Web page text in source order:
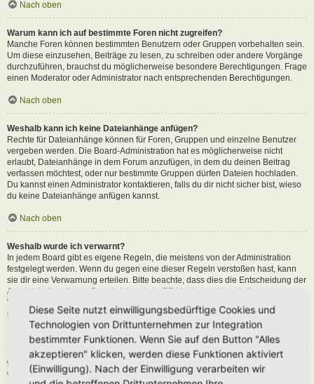
Nach oben
Warum kann ich auf bestimmte Foren nicht zugreifen?
Manche Foren können bestimmten Benutzern oder Gruppen vorbehalten sein.
Um diese einzusehen, Beiträge zu lesen, zu schreiben oder andere Vorgänge
durchzuführen, brauchst du möglicherweise besondere Berechtigungen. Frage
einen Moderator oder Administrator nach entsprechenden Berechtigungen.
Nach oben
Weshalb kann ich keine Dateianhänge anfügen?
Rechte für Dateianhänge können für Foren, Gruppen und einzelne Benutzer
vergeben werden. Die Board-Administration hat es möglicherweise nicht
erlaubt, Dateianhänge in dem Forum anzufügen, in dem du deinen Beitrag
verfassen möchtest, oder nur bestimmte Gruppen dürfen Dateien hochladen.
Du kannst einen Administrator kontaktieren, falls du dir nicht sicher bist, wieso
du keine Dateianhänge anfügen kannst.
Nach oben
Weshalb wurde ich verwarnt?
In jedem Board gibt es eigene Regeln, die meistens von der Administration
festgelegt werden. Wenn du gegen eine dieser Regeln verstoßen hast, kann
sie dir eine Verwarnung erteilen. Bitte beachte, dass dies die Entscheidung der
Administration dieses Boards ist und phpBB Limited nichts mit dieser
Verwarnung zu tun hat. Kontaktiere einen Administrator, sofern du die nicht
sicher bist, wieso du verwarnt wurdest.
Nach oben
Wie kann ich Beiträge den Moderatoren melden?
Wenn ein Administrator die entsprechenden Berechtigungen vergeben hat,
Diese Seite nutzt einwilligungsbedürftige Cookies und
Technologien von Drittunternehmen zur Integration
bestimmter Funktionen. Wenn Sie auf den Button "Alles
akzeptieren" klicken, werden diese Funktionen aktiviert
(Einwilligung). Nach der Einwilligung verarbeiten wir